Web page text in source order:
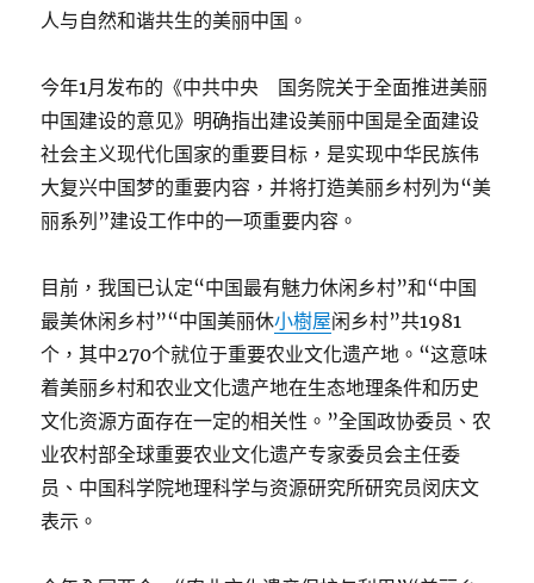
人与自然和谐共生的美丽中国。
今年1月发布的《中共中央 国务院关于全面推进美丽
中国建设的意见》明确指出建设美丽中国是全面建设
社会主义现代化国家的重要目标，是实现中华民族伟
大复兴中国梦的重要内容，并将打造美丽乡村列为“美
丽系列”建设工作中的一项重要内容。
目前，我国已认定“中国最有魅力休闲乡村”和“中国
最美休闲乡村”“中国美丽休小樹屋闲乡村”共1981
个，其中270个就位于重要农业文化遗产地。“这意味
着美丽乡村和农业文化遗产地在生态地理条件和历史
文化资源方面存在一定的相关性。”全国政协委员、农
业农村部全球重要农业文化遗产专家委员会主任委
员、中国科学院地理科学与资源研究所研究员闵庆文
表示。